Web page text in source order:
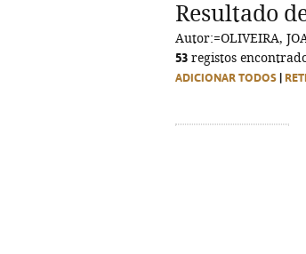
Resultado
Autor:=OLIVEIRA,
53 registos
ADICIONAR TODOS